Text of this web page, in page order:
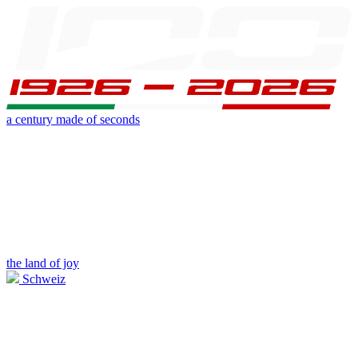
a century made of seconds
the land of joy
Schweiz